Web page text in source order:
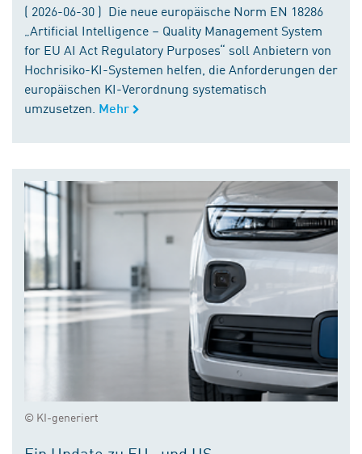
( 2026-06-30 ) Die neue europäische Norm EN 18286
„Artificial Intelligence – Quality Management System
for EU AI Act Regulatory Purposes“ soll Anbietern von
Hochrisiko-KI-Systemen helfen, die Anforderungen der
europäischen KI-Verordnung systematisch
umzusetzen. Mehr
© KI-generiert